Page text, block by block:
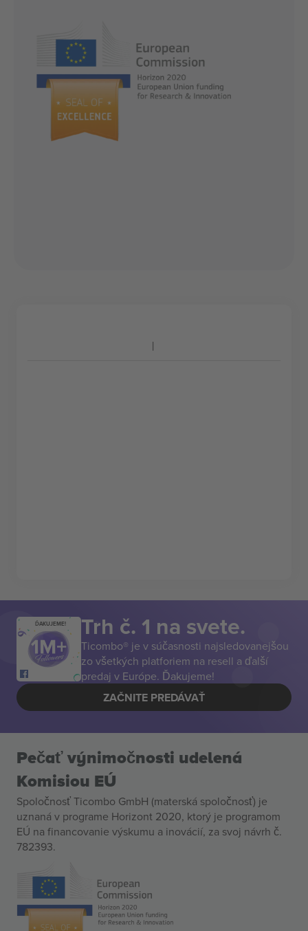
ĎAKUJEME! Trh č. 1 na svete.
Ticombo® je v súčasnosti najsledovanejšou
zo všetkých platforiem na resell a ďalší
predaj v Európe. Ďakujeme!
ZAČNITE PREDÁVAŤ
Pečať výnimočnosti udelená
Komisiou EÚ
Spoločnosť Ticombo GmbH (materská spoločnosť) je
uznaná v programe Horizont 2020, ktorý je programom
EÚ na financovanie výskumu a inovácií, za svoj návrh č.
782393.